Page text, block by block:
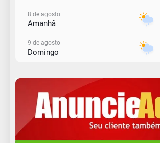
8 de agosto
Amanhã
9 de agosto
Domingo
Segunda-Feira
11 de agosto
Terça-Feira
Quarta-Feira